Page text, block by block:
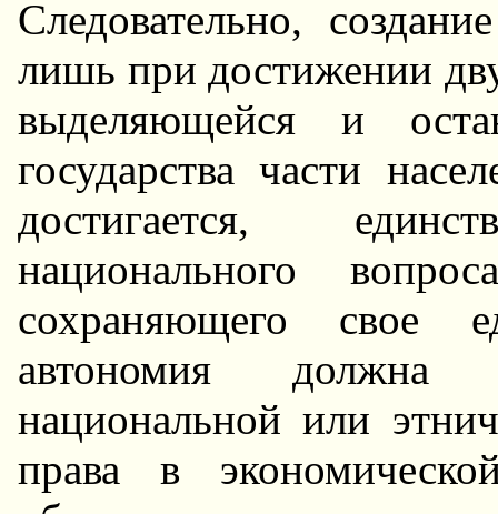
Следовательно,
лишь при достижении
выделяющейся и
государства части
достигается,
национального
сохраняющего свое
автономия должна
национальной или
права в